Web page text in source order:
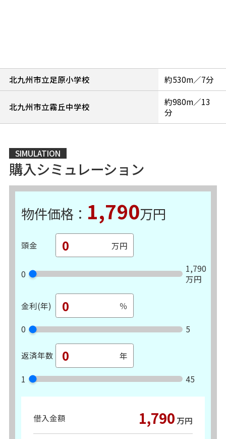
北九州市立足原小学校 約530m／7分
北九州市立霧丘中学校
約980m／13
分
SIMULATION
購入シミュレーション
物件価格： 1,790万円
頭金
0
1,790
万円
金利(年)
0 5
返済年数
1 45
借入金額 1,790 万円